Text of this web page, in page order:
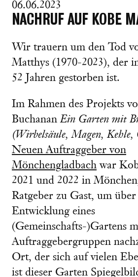
06.06.2023
NACHRUF AUF KOBE
Wir trauern um den Tod
Matthys (1970-2023), der
52 Jahren gestorben ist.
Im Rahmen des Projekts
BuchananEin Garten mit
(Wirbelsäule, Magen, Kehle,
Neuen Auftraggeber von
Mönchengladbach war
2021 und 2022 in
Ratgeber zu Gast, um
Entwicklung eines
(Gemeinschafts-)Gartens
Auftraggebergruppen
Ort, der sich auf vielen
ist dieser Garten